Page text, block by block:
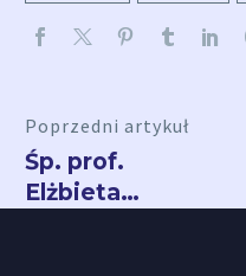
Poprzedni artykuł
Śp. prof.
Elżbieta